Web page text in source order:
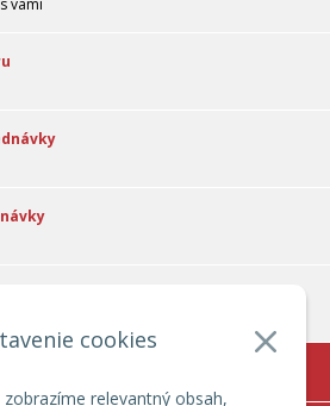
cookies
relevantný obsah,
pre reálnu prax